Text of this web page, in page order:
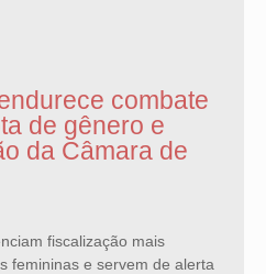
combate
de gênero e
da Câmara de
fiscalização mais
femininas e servem de alerta